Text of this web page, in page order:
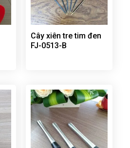
Cây xiên tre tim đen
FJ-0513-B